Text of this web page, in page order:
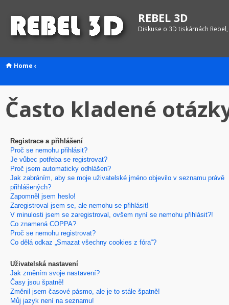
REBEL 3D
Diskuse o 3D tiskárnách
Home ‹
Často kladené
Registrace a přihlášení
Proč se nemohu přihlásit?
Je vůbec potřeba se registrovat?
Proč jsem automaticky odhlášen?
Jak zabráním, aby se moje uživatelské jméno objevilo v seznamu právě
přihlášených?
Zapomněl jsem heslo!
Zaregistroval jsem se, ale nemohu se přihlásit!
V minulosti jsem se zaregistroval, ovšem nyní se nemohu přihlásit?!
Co znamená COPPA?
Proč se nemohu registrovat?
Co dělá odkaz „Smazat všechny cookies z fóra“?
Uživatelská nastavení
Jak změním svoje nastavení?
Časy jsou špatně!
Změnil jsem časové pásmo, ale je to stále špatně!
Můj jazyk není na seznamu!